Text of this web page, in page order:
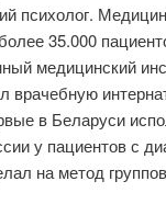
психолог.
35.000
медицинский
врачебную
в Беларуси
у пациентов с
на метод